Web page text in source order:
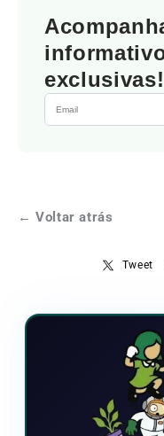
exclusivas!
← Voltar atrás
Tweet